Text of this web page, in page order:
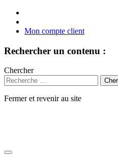
Mon compte client
Rechercher un contenu :
Chercher
Fermer et revenir au site